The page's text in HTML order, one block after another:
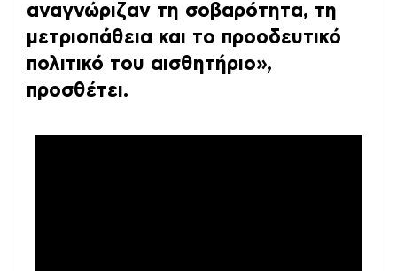
αναγνώριζαν τη σοβαρότητα, τη
μετριοπάθεια και το προοδευτικό
πολιτικό του αισθητήριο»,
προσθέτει.